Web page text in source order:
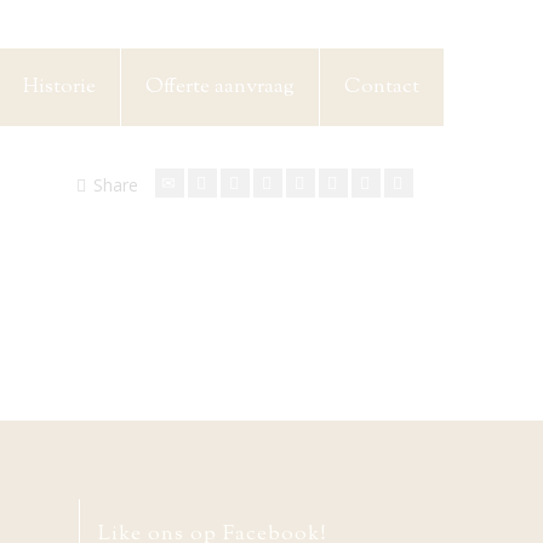
Historie Offerte aanvraag Contact
Share
Like ons op Facebook!